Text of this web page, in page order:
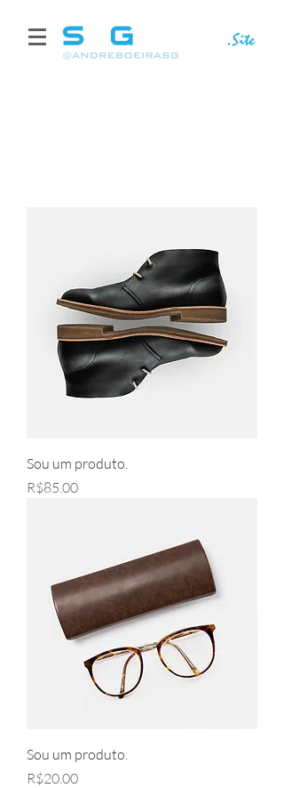
Sou um produto.
Price
R$85.00
Sou um produto.
Price
R$20.00